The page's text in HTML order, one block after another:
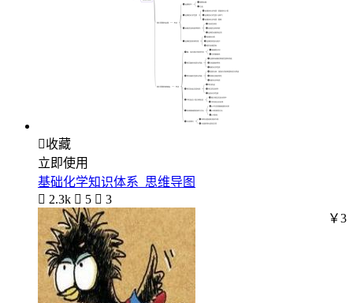
收藏
立即使用
基础化学知识体系_思维导图
 2.3k  5  3
￥3